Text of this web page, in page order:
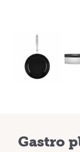
Gastro